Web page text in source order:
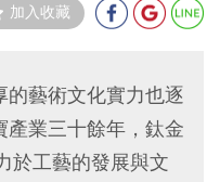
加入收藏
的藝術文化實力也逐
業三十餘年，鈦金
於工藝的發展與文